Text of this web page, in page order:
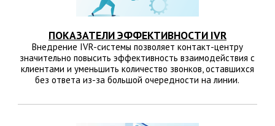
ПОКАЗАТЕЛИ ЭФФЕКТИВНОСТИ IVR
Внедрение IVR-системы позволяет контакт-центру
значительно повысить эффективность взаимодействия с
клиентами и уменьшить количество звонков, оставшихся
без ответа из-за большой очередности на линии.